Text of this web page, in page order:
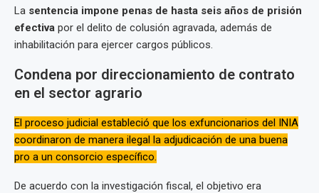
La sentencia impone penas de hasta seis años de prisión
efectiva por el delito de colusión agravada, además de
inhabilitación para ejercer cargos públicos.
Condena por direccionamiento de contrato
en el sector agrario
El proceso judicial estableció que los exfuncionarios del INIA
coordinaron de manera ilegal la adjudicación de una buena
pro a un consorcio específico.
De acuerdo con la investigación fiscal, el objetivo era